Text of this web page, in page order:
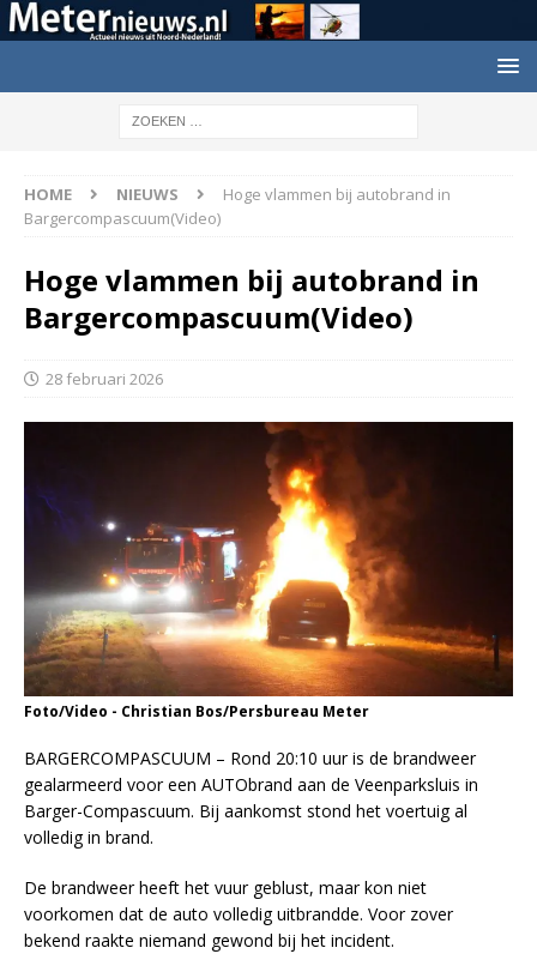
HOME NIEUWS
Hoge vlammen bij autobrand in
Bargercompascuum(Video)
Hoge vlammen bij autobrand in
Bargercompascuum(Video)
28 februari 2026
Foto/Video - Christian Bos/Persbureau Meter
BARGERCOMPASCUUM – Rond 20:10 uur is de brandweer
gealarmeerd voor een AUTObrand aan de Veenparksluis in
Barger-Compascuum. Bij aankomst stond het voertuig al
volledig in brand.
De brandweer heeft het vuur geblust, maar kon niet
voorkomen dat de auto volledig uitbrandde. Voor zover
bekend raakte niemand gewond bij het incident.